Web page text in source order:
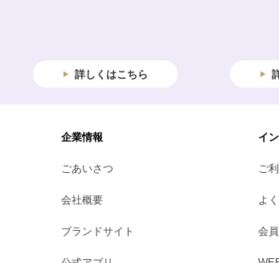
詳しくはこちら
企業情報
ごあいさつ
会社概要
ブランドサイト
イ
ご
よ
会